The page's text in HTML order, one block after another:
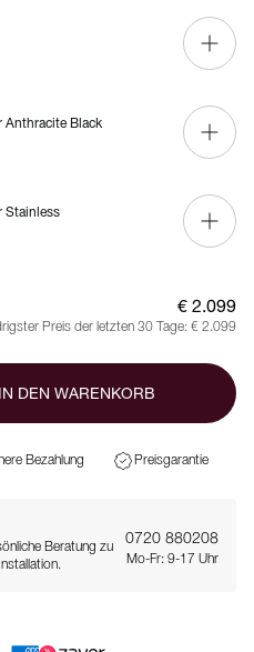
Anthracite Black
Stainless
€ 2.099
Preis der letzten 30 Tage: € 2.099
IN DEN WARENKORB
Bezahlung Preisgarantie
Beratung zu
0720 880208
Mo-Fr: 9-17 Uhr